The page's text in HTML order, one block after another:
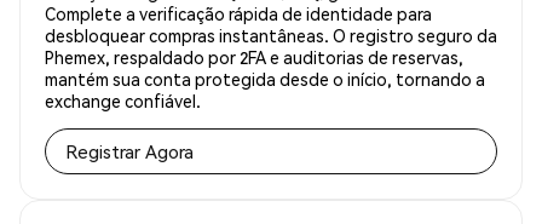
Complete a verificação rápida de identidade para
desbloquear compras instantâneas. O registro seguro da
Phemex, respaldado por 2FA e auditorias de reservas,
mantém sua conta protegida desde o início, tornando a
exchange confiável.
Registrar Agora